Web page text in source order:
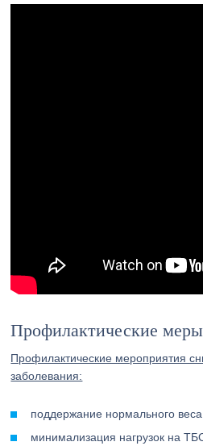
Профилактические меры
Профилактические мероприятия
заболевания:
поддержание нормального
минимализация нагрузок на